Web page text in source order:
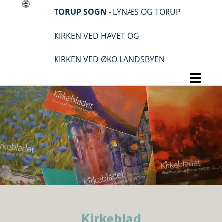
TORUP SOGN - LYNÆS OG TORUP
KIRKEN VED HAVET OG
KIRKEN VED ØKO LANDSBYEN
Kirkeblad